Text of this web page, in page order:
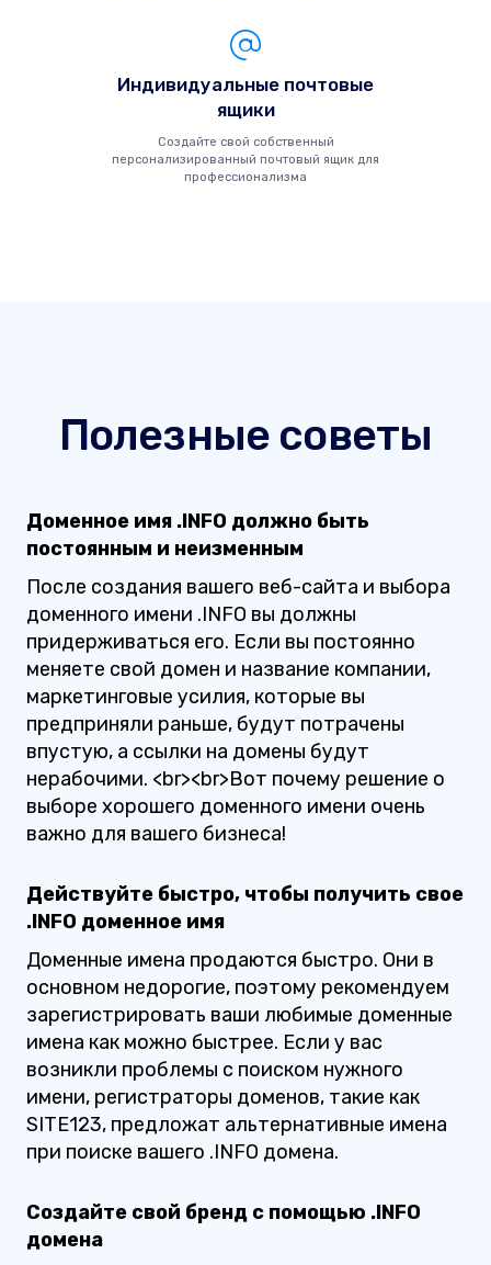
Индивидуальные почтовые
ящики
Создайте свой собственный
персонализированный почтовый ящик для
профессионализма
Полезные советы
Доменное имя .INFO должно быть
постоянным и неизменным
После создания вашего веб-сайта и выбора
доменного имени .INFO вы должны
придерживаться его. Если вы постоянно
меняете свой домен и название компании,
маркетинговые усилия, которые вы
предприняли раньше, будут потрачены
впустую, а ссылки на домены будут
нерабочими. <br><br>Вот почему решение о
выборе хорошего доменного имени очень
важно для вашего бизнеса!
Действуйте быстро, чтобы получить свое
.INFO доменное имя
Доменные имена продаются быстро. Они в
основном недорогие, поэтому рекомендуем
зарегистрировать ваши любимые доменные
имена как можно быстрее. Если у вас
возникли проблемы с поиском нужного
имени, регистраторы доменов, такие как
SITE123, предложат альтернативные имена
при поиске вашего .INFO домена.
Создайте свой бренд с помощью .INFO
домена